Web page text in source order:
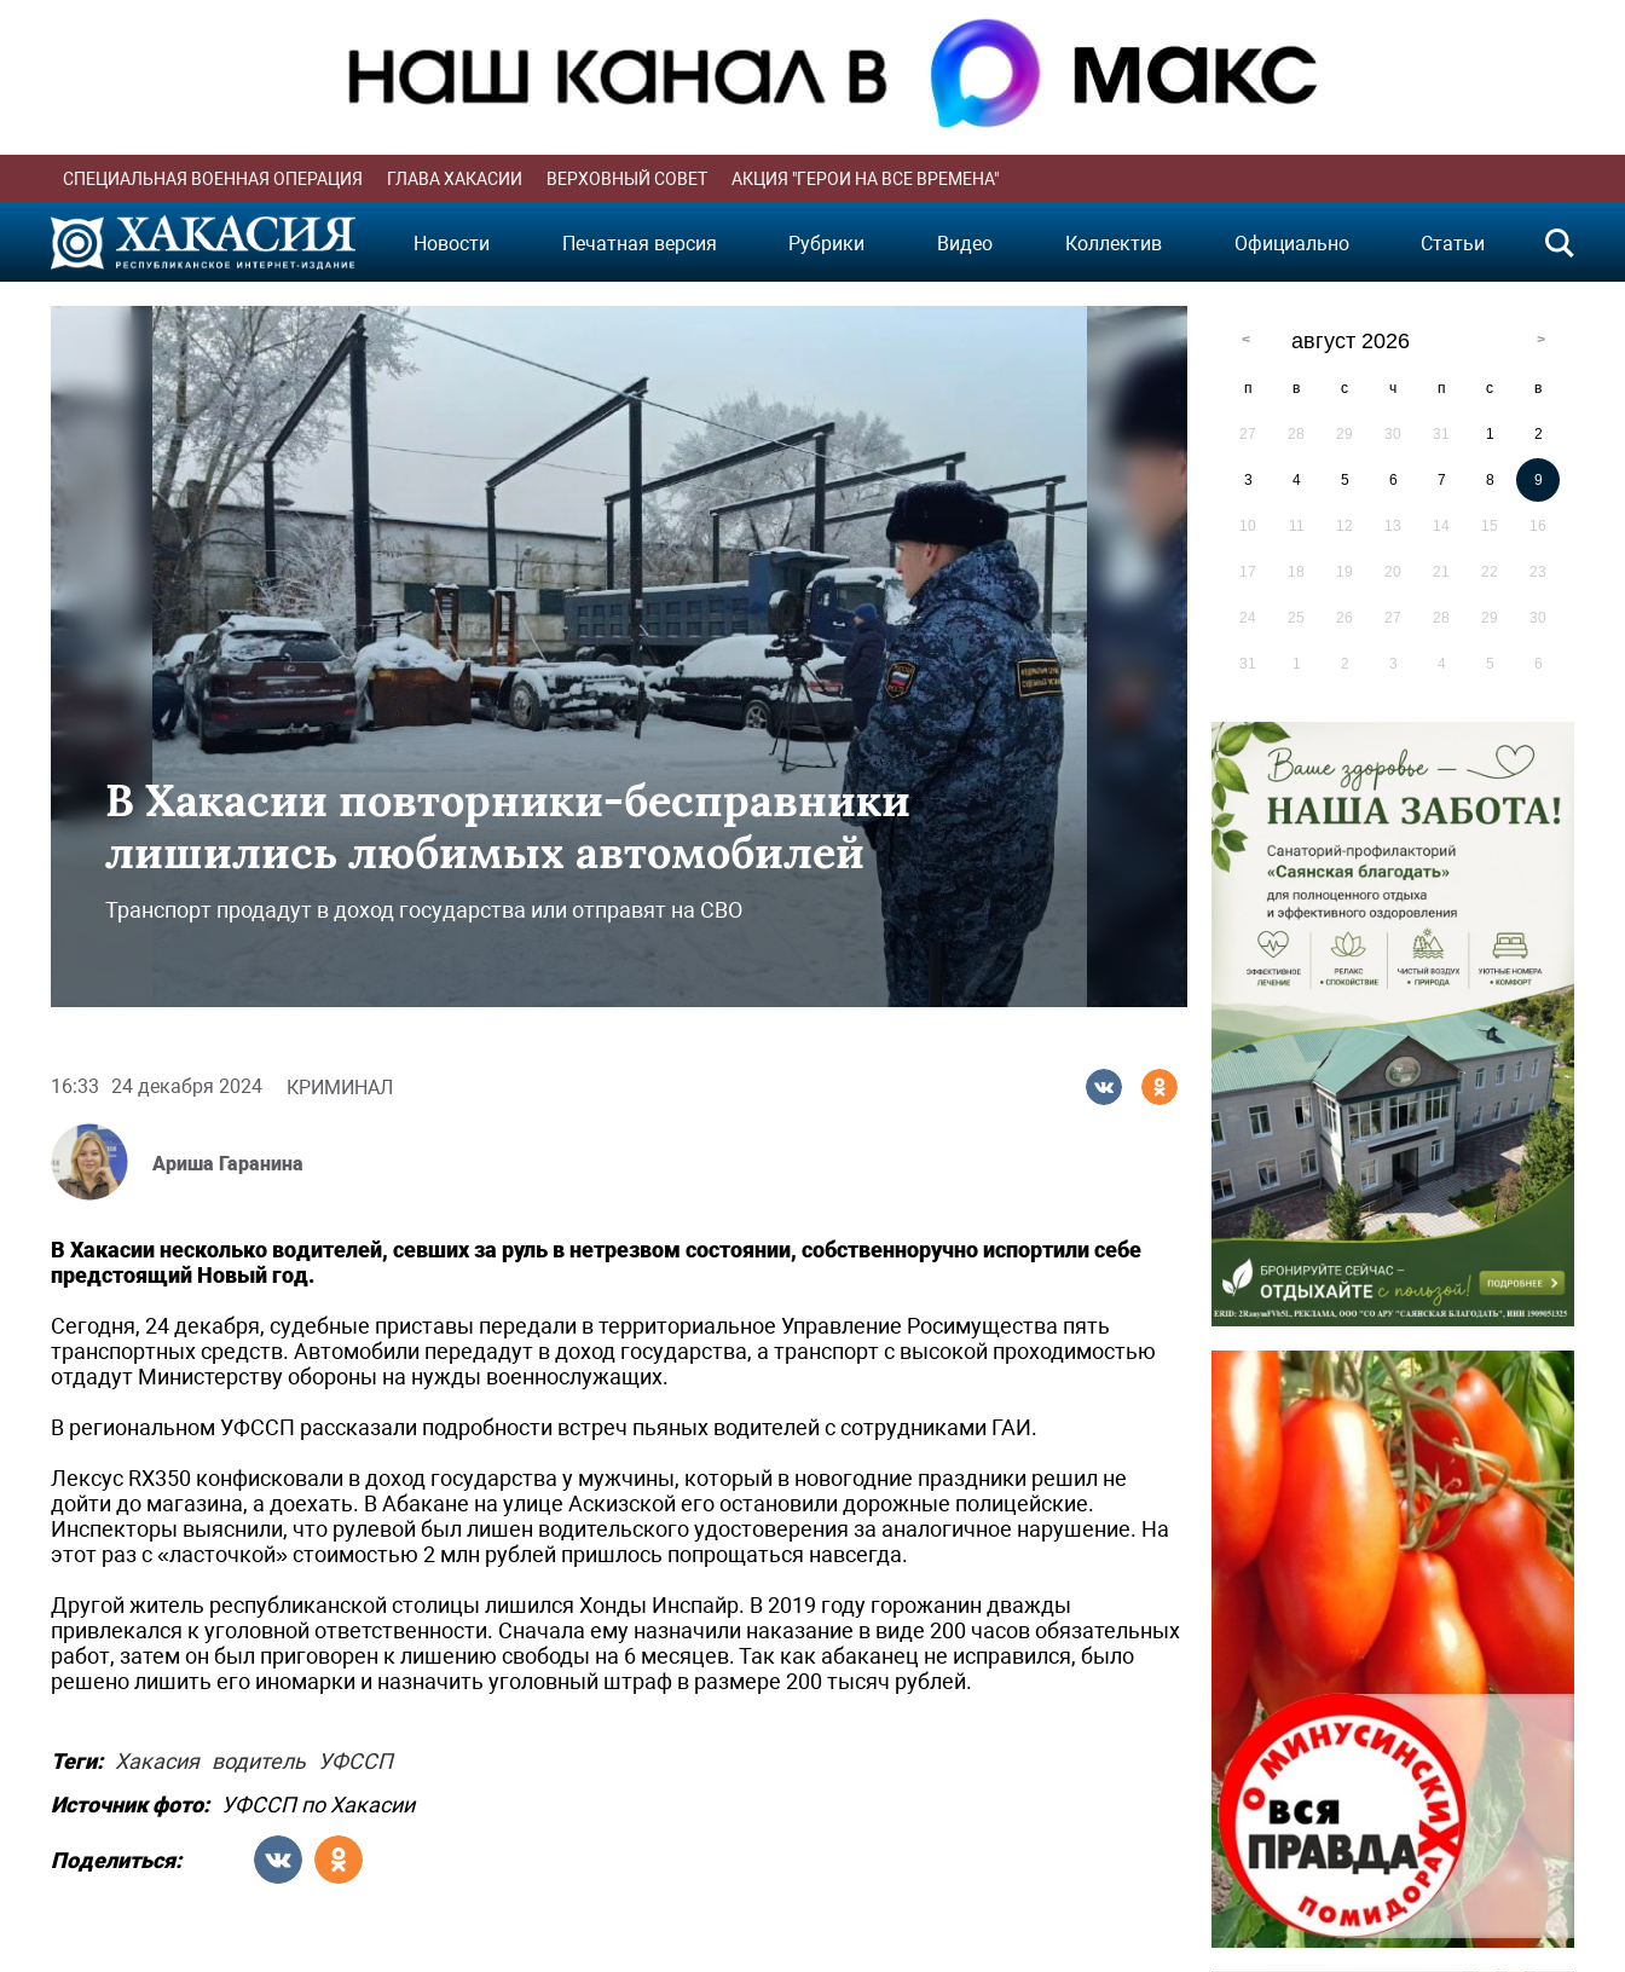
СПЕЦИАЛЬНАЯ ВОЕННАЯ ОПЕРАЦИЯ ГЛАВА ХАКАСИИ ВЕРХОВНЫЙ СОВЕТ АКЦИЯ "ГЕРОИ НА ВСЕ ВРЕМЕНА"
Новости Печатная версия Рубрики Видео Коллектив Официально Статьи
В Хакасии повторники-бесправники
лишились любимых автомобилей
Транспорт продадут в доход государства или отправят на СВО
16:33 24 декабря 2024 КРИМИНАЛ
Ариша Гаранина
В Хакасии несколько водителей, севших за руль в нетрезвом состоянии, собственноручно испортили себе
предстоящий Новый год.
Сегодня, 24 декабря, судебные приставы передали в территориальное Управление Росимущества пять
транспортных средств. Автомобили передадут в доход государства, а транспорт с высокой проходимостью
отдадут Министерству обороны на нужды военнослужащих.
В региональном УФССП рассказали подробности встреч пьяных водителей с сотрудниками ГАИ.
Лексус RX350 конфисковали в доход государства у мужчины, который в новогодние праздники решил не
дойти до магазина, а доехать. В Абакане на улице Аскизской его остановили дорожные полицейские.
Инспекторы выяснили, что рулевой был лишен водительского удостоверения за аналогичное нарушение. На
этот раз с «ласточкой» стоимостью 2 млн рублей пришлось попрощаться навсегда.
Другой житель республиканской столицы лишился Хонды Инспайр. В 2019 году горожанин дважды
привлекался к уголовной ответственности. Сначала ему назначили наказание в виде 200 часов обязательных
работ, затем он был приговорен к лишению свободы на 6 месяцев. Так как абаканец не исправился, было
решено лишить его иномарки и назначить уголовный штраф в размере 200 тысяч рублей.
Теги: Хакасия водитель
УФССП
Источник фото:
УФССП по Хакасии
Поделиться:
август 2026
п в с ч п с в
27 28 29 30 31 1 2
3 4 5 6 7 8 9
10 11 12 13 14 15 16
17 18 19 20 21 22 23
24 25 26 27 28 29 30
31 1 2 3 4 5 6